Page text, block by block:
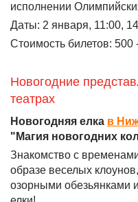
исполнении
Даты: 2 января, 11:00,
Стоимость билетов: 500
Новогодние
театрах
Новогодняя елка в
"Магия новогодних
Знакомство с
образе веселых
озорными обезьянками